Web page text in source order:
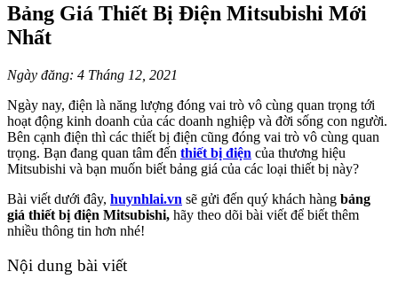
Bảng Giá Thiết Bị Điện Mitsubishi Mới
Nhất
Ngày đăng: 4 Tháng 12, 2021
Ngày nay, điện là năng lượng đóng vai trò vô cùng quan trọng tới
hoạt động kinh doanh của các doanh nghiệp và đời sống con người.
Bên cạnh điện thì các thiết bị điện cũng đóng vai trò vô cùng quan
trọng. Bạn đang quan tâm đến thiết bị điện của thương hiệu
Mitsubishi và bạn muốn biết bảng giá của các loại thiết bị này?
Bài viết dưới đây, huynhlai.vn sẽ gửi đến quý khách hàng bảng
giá thiết bị điện Mitsubishi, hãy theo dõi bài viết để biết thêm
nhiều thông tin hơn nhé!
Nội dung bài viết